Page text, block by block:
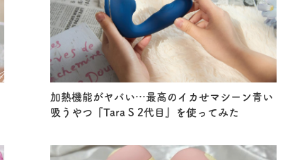
加熱機能がヤバい…最高のイカせマシーン青い
吸うやつ『Tara S 2代目』を使ってみた